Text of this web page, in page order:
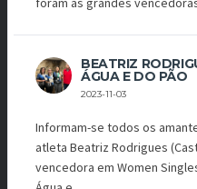
BEATRIZ
ÁGUA E DO PÃO
2023-11-03
Informam-se todos os
atleta Beatriz Rodrigues
vencedora em Women